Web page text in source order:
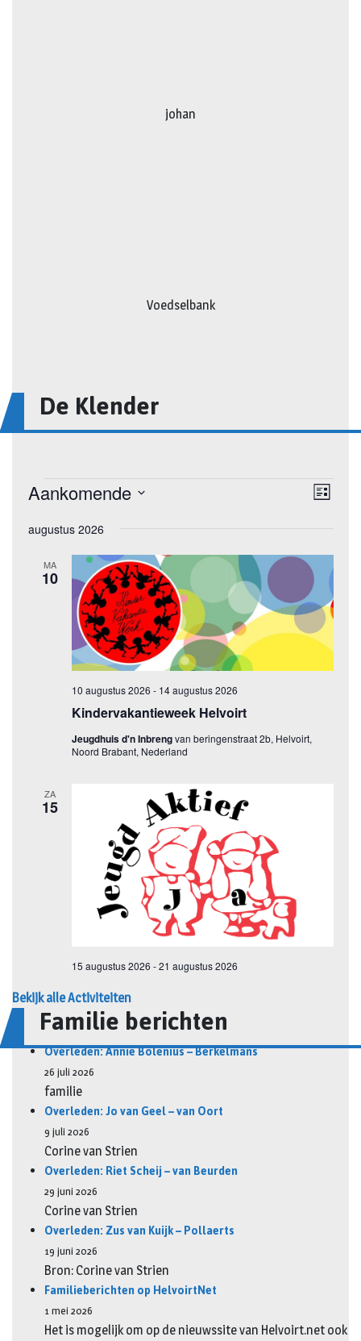
johan
Voedselbank
De Klender
Bekijk alle Activiteiten
Familie berichten
Overleden: Annie Bolenius – Berkelmans
26 juli 2026
familie
Overleden: Jo van Geel – van Oort
9 juli 2026
Corine van Strien
Overleden: Riet Scheij – van Beurden
29 juni 2026
Corine van Strien
Overleden: Zus van Kuijk – Pollaerts
19 juni 2026
Bron: Corine van Strien
Familieberichten op HelvoirtNet
1 mei 2026
Het is mogelijk om op de nieuwssite van Helvoirt.net ook